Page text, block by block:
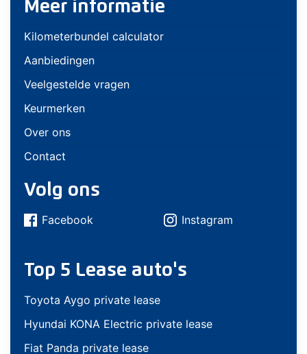
Meer informatie
Kilometerbundel calculator
Aanbiedingen
Veelgestelde vragen
Keurmerken
Over ons
Contact
Volg ons
Facebook Instagram
Top 5 Lease auto's
Toyota Aygo private lease
Hyundai KONA Electric private lease
Fiat Panda private lease